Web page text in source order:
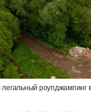
роупджампинг